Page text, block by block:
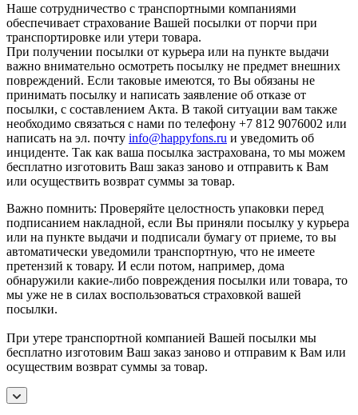
Наше сотрудничество с транспортными компаниями
обеспечивает страхование Вашей посылки от порчи при
транспортировке или утери товара.
При получении посылки от курьера или на пункте выдачи
важно внимательно осмотреть посылку не предмет внешних
повреждений. Если таковые имеются, то Вы обязаны не
принимать посылку и написать заявление об отказе от
посылки, с составлением Акта. В такой ситуации вам также
необходимо связаться с нами по телефону +7 812 9076002 или
написать на эл. почту info@happyfons.ru и уведомить об
инциденте. Так как ваша посылка застрахована, то мы можем
бесплатно изготовить Ваш заказ заново и отправить к Вам
или осуществить возврат суммы за товар.
Важно помнить: Проверяйте целостность упаковки перед
подписанием накладной, если Вы приняли посылку у курьера
или на пункте выдачи и подписали бумагу от приеме, то вы
автоматически уведомили транспортную, что не имеете
претензий к товару. И если потом, например, дома
обнаружили какие-либо повреждения посылки или товара, то
мы уже не в силах воспользоваться страховкой вашей
посылки.
При утере транспортной компанией Вашей посылки мы
бесплатно изготовим Ваш заказ заново и отправим к Вам или
осуществим возврат суммы за товар.